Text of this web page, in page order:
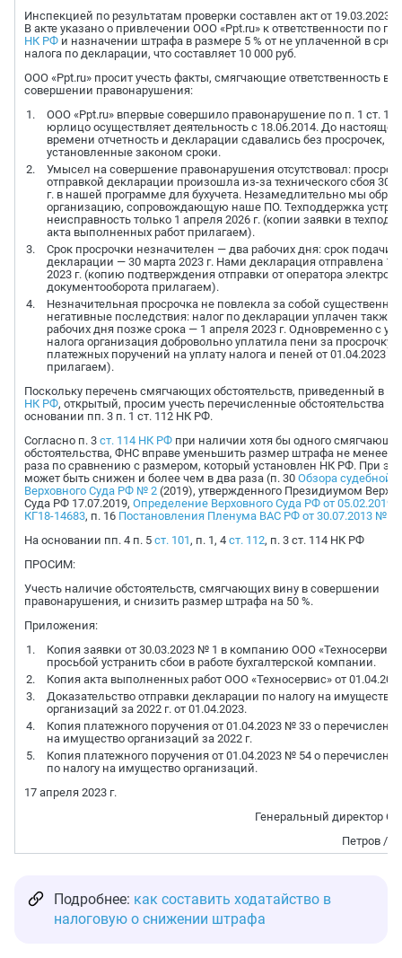
Инспекцией по результатам проверки составлен акт от 19.03.2023
В акте указано о привлечении ООО «Ppt.ru» к ответственности по п.
НК РФ и назначении штрафа в размере 5 % от не уплаченной в
налога по декларации, что составляет 10 000 руб.
ООО «Ppt.ru» просит учесть факты, смягчающие ответственность в
совершении правонарушения:
ООО «Ppt.ru» впервые совершило правонарушение по п. 1 ст.
юрлицо осуществляет деятельность с 18.06.2014. До
времени отчетность и декларации сдавались без просрочек, в
установленные законом сроки.
Умысел на совершение правонарушения отсутствовал:
отправкой декларации произошла из-за технического сбоя 30
г. в нашей программе для бухучета. Незамедлительно мы
организацию, сопровождающую наше ПО. Техподдержка
неисправность только 1 апреля 2026 г. (копии заявки в
акта выполненных работ прилагаем).
Срок просрочки незначителен — два рабочих дня: срок подачи
декларации — 30 марта 2023 г. Нами декларация отправлена 1
2023 г. (копию подтверждения отправки от оператора
документооборота прилагаем).
Незначительная просрочка не повлекла за собой
негативные последствия: налог по декларации уплачен также
рабочих дня позже срока — 1 апреля 2023 г. Одновременно с
налога организация добровольно уплатила пени за просрочку
платежных поручений на уплату налога и пеней от 01.04.2023
прилагаем).
Поскольку перечень смягчающих обстоятельств, приведенный в п.
НК РФ, открытый, просим учесть перечисленные обстоятельства на
основании пп. 3 п. 1 ст. 112 НК РФ.
Согласно п. 3 ст. 114 НК РФ при наличии хотя бы одного
обстоятельства, ФНС вправе уменьшить размер штрафа не менее
раза по сравнению с размером, который установлен НК РФ. При
может быть снижен и более чем в два раза (п. 30 Обзора судебной
Верховного Суда РФ № 2 (2019), утвержденного Президиумом
Суда РФ 17.07.2019, Определение Верховного Суда РФ от 05.02.2019
КГ18-14683, п. 16 Постановления Пленума ВАС РФ от 30.07.2013 № 57
На основании пп. 4 п. 5 ст. 101, п. 1, 4 ст. 112, п. 3 ст. 114 НК РФ
ПРОСИМ:
Учесть наличие обстоятельств, смягчающих вину в совершении
правонарушения, и снизить размер штрафа на 50 %.
Приложения:
Копия заявки от 30.03.2023 № 1 в компанию ООО «Техносервис»
просьбой устранить сбои в работе бухгалтерской компании.
Копия акта выполненных работ ООО «Техносервис» от
Доказательство отправки декларации по налогу на имущество
организаций за 2022 г. от 01.04.2023.
Копия платежного поручения от 01.04.2023 № 33 о
на имущество организаций за 2022 г.
Копия платежного поручения от 01.04.2023 № 54 о
по налогу на имущество организаций.
17 апреля 2023 г.
Генеральный директор
Петров /
Подробнее: как составить ходатайство в
налоговую о снижении штрафа